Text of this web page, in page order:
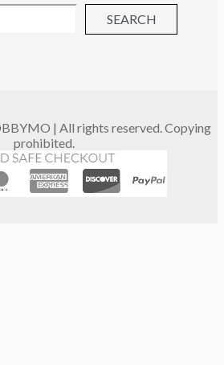
SEARCH
| All rights reserved. Copying
prohibited.